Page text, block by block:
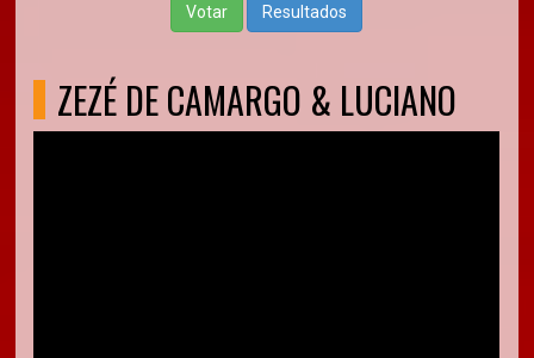
Votar Resultados
ZEZÉ DE CAMARGO & LUCIANO